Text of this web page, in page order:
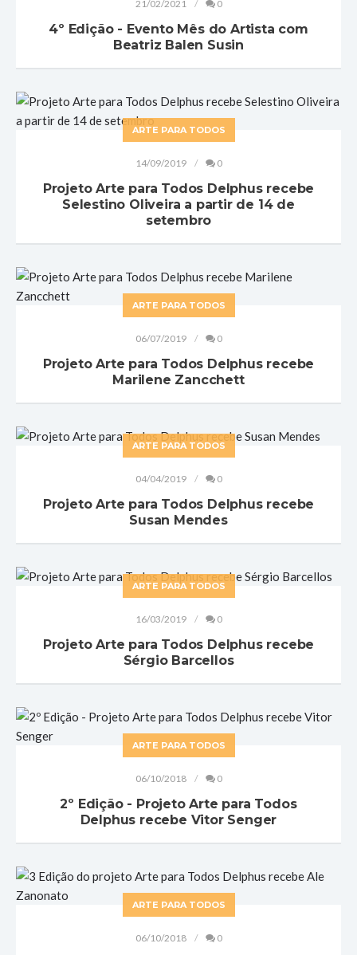
21/02/2021 0
4º Edição - Evento Mês do Artista com
Beatriz Balen Susin
ARTE PARA TODOS
14/09/2019 0
Projeto Arte para Todos Delphus recebe
Selestino Oliveira a partir de 14 de
setembro
ARTE PARA TODOS
06/07/2019 0
Projeto Arte para Todos Delphus recebe
Marilene Zancchett
ARTE PARA TODOS
04/04/2019 0
Projeto Arte para Todos Delphus recebe
Susan Mendes
ARTE PARA TODOS
16/03/2019 0
Projeto Arte para Todos Delphus recebe
Sérgio Barcellos
ARTE PARA TODOS
06/10/2018 0
2º Edição - Projeto Arte para Todos
Delphus recebe Vitor Senger
ARTE PARA TODOS
06/10/2018 0